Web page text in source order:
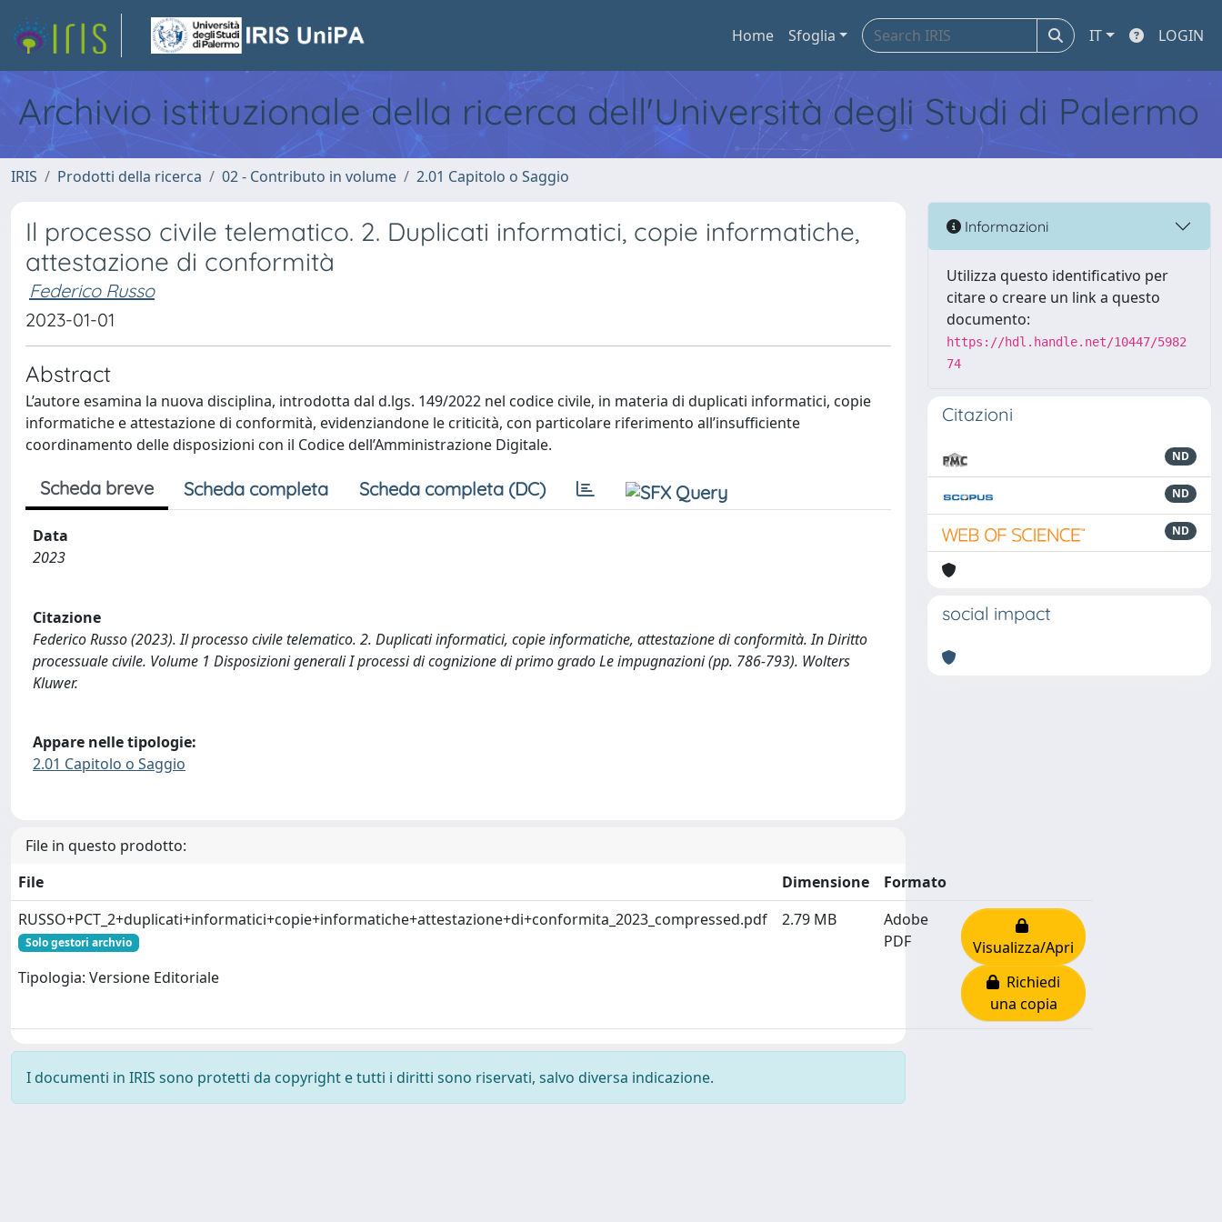
Home Sfoglia IT LOGIN
Archivio istituzionale della ricerca dell'Università degli Studi di Palermo
IRIS Prodotti della ricerca 02 - Contributo in volume 2.01 Capitolo o Saggio
Il processo civile telematico. 2. Duplicati informatici, copie informatiche,
attestazione di conformità
Federico Russo
2023-01-01
Abstract
L’autore esamina la nuova disciplina, introdotta dal d.lgs. 149/2022 nel codice civile, in materia di duplicati informatici, copie
informatiche e attestazione di conformità, evidenziandone le criticità, con particolare riferimento all’insufficiente
coordinamento delle disposizioni con il Codice dell’Amministrazione Digitale.
Scheda breve Scheda completa Scheda completa (DC)
Data
2023
Citazione
Federico Russo (2023). Il processo civile telematico. 2. Duplicati informatici, copie informatiche, attestazione di conformità. In Diritto
processuale civile. Volume 1 Disposizioni generali I processi di cognizione di primo grado Le impugnazioni (pp. 786-793). Wolters
Kluwer.
Appare nelle tipologie:
2.01 Capitolo o Saggio
File in questo prodotto:
File
Dimensione
Formato
RUSSO+PCT_2+duplicati+informatici+copie+informatiche+attestazione+di+conformita_2023_compressed.pdf
Solo gestori archvio
Tipologia: Versione Editoriale
2.79 MB
Adobe
PDF
Visualizza/Apri
Richiedi
una copia
I documenti in IRIS sono protetti da copyright e tutti i diritti sono riservati, salvo diversa indicazione.
Informazioni
Utilizza questo identificativo per
citare o creare un link a questo
documento:
https://hdl.handle.net/10447/5982
74
Citazioni
ND
ND
ND
social impact